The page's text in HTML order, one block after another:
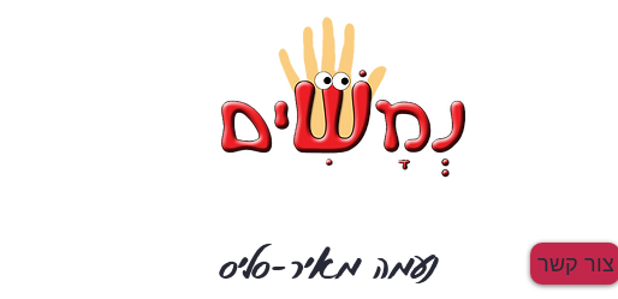
נעמה מאיר-סליס צור קשר